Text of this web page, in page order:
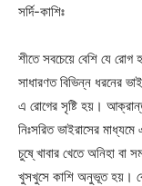
সর্দি-কাশিঃ
শীতে সবচেয়ে বেশি যে
সাধারণত বিভিন্ন ধরনের
এ রোগের সৃষ্টি হয়।
নিঃসরিত ভাইরাসের
চুষে্ খাবার খেতে অনিহা বা
খুসখুসে কাশি অনুভূত হয়।